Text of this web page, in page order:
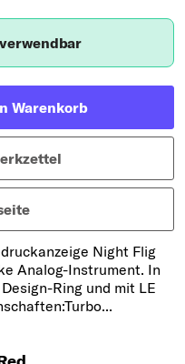
Warenkorb
Night Flig
Analog-Instrument. In
Ring und mit LE